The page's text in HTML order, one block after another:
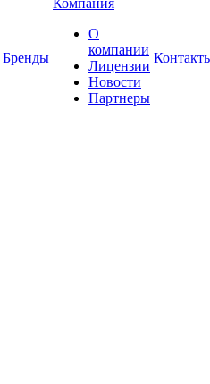
Бренды
Компания
О
компании
Лицензии
Новости
Партнеры